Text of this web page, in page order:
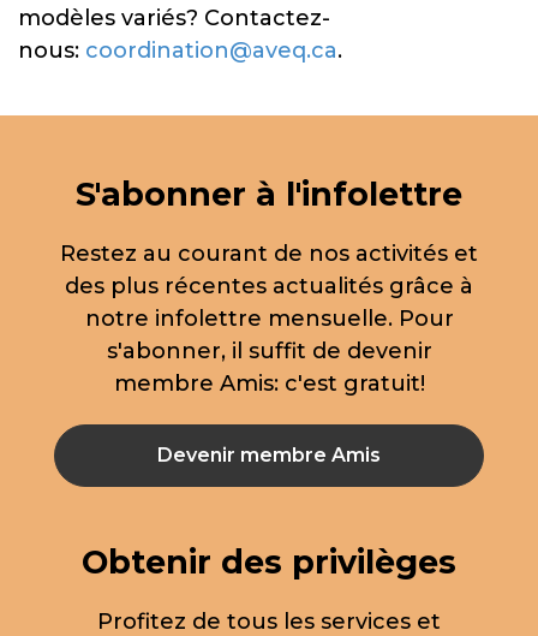
modèles variés? Contactez-
nous: coordination@aveq.ca.
S'abonner à l'infolettre
Restez au courant de nos activités et
des plus récentes actualités grâce à
notre infolettre mensuelle. Pour
s'abonner, il suffit de devenir
membre Amis: c'est gratuit!
Devenir membre Amis
Obtenir des privilèges
Profitez de tous les services et